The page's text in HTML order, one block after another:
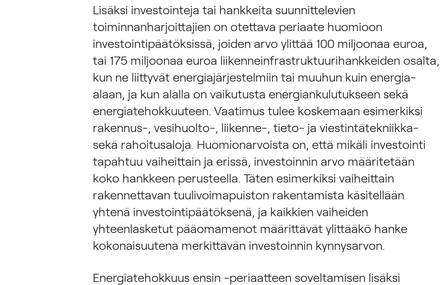
Lisäksi investointeja tai hankkeita suunnittelevien
toiminnanharjoittajien on otettava periaate huomioon
investointipäätöksissä, joiden arvo ylittää 100 miljoonaa euroa,
tai 175 miljoonaa euroa liikenneinfrastruktuurihankkeiden osalta,
kun ne liittyvät energiajärjestelmiin tai muuhun kuin energia-
alaan, ja kun alalla on vaikutusta energiankulutukseen sekä
energiatehokkuuteen. Vaatimus tulee koskemaan esimerkiksi
rakennus-, vesihuolto-, liikenne-, tieto- ja viestintätekniikka-
sekä rahoitusaloja. Huomionarvoista on, että mikäli investointi
tapahtuu vaiheittain ja erissä, investoinnin arvo määritetään
koko hankkeen perusteella. Täten esimerkiksi vaiheittain
rakennettavan tuulivoimapuiston rakentamista käsitellään
yhtenä investointipäätöksenä, ja kaikkien vaiheiden
yhteenlasketut pääomamenot määrittävät ylittääkö hanke
kokonaisuutena merkittävän investoinnin kynnysarvon.
Energiatehokkuus ensin -periaatteen soveltamisen lisäksi